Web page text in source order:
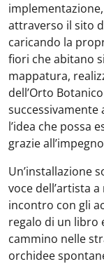
attraverso il sito
caricando la
fiori che abitano
mappatura,
dell’Orto
successivamente
l’idea che possa
grazie
Un’installazione
voce dell’artista
incontro con gli
regalo di un libro
cammino nelle
orchidee